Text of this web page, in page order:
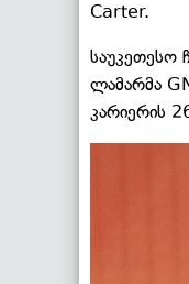
Carter.
საუკეთესო
ლამარმა
კარიერის